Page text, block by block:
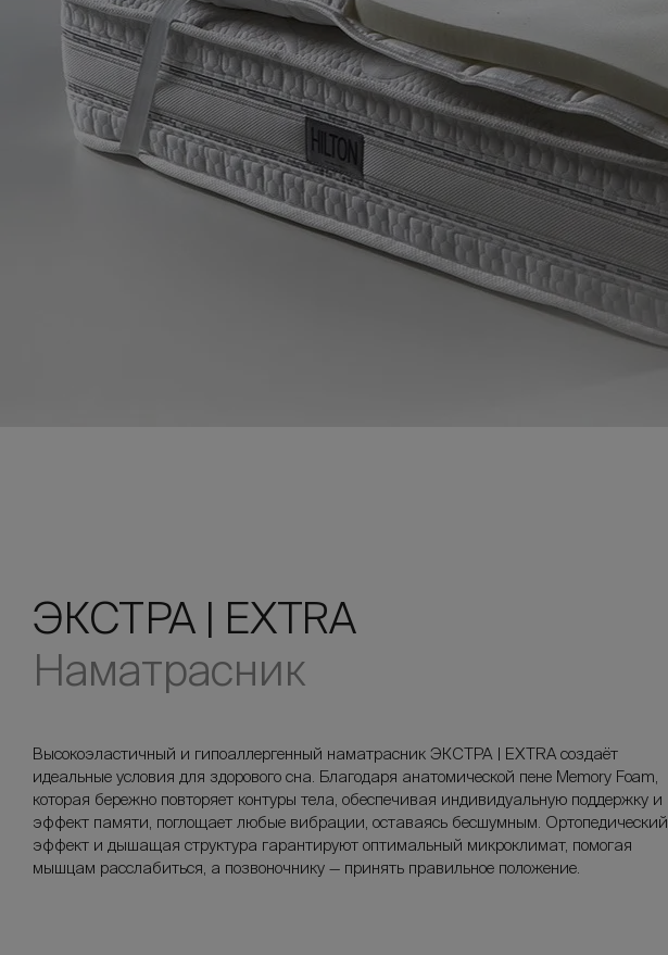
ЭКСТРА | EXTRA
Наматрасник
Высокоэластичный и гипоаллергенный наматрасник ЭКСТРА | EXTRA создаёт
идеальные условия для здорового сна. Благодаря анатомической пене Memory Foam,
которая бережно повторяет контуры тела, обеспечивая индивидуальную поддержку и
эффект памяти, поглощает любые вибрации, оставаясь бесшумным. Ортопедический
эффект и дышащая структура гарантируют оптимальный микроклимат, помогая
мышцам расслабиться, а позвоночнику — принять правильное положение.